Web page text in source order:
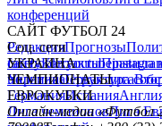
конференций
САЙТ ФУТБОЛ 24
РедакцияПрогнозы
сайтуКонтактыПравила
политикаСтруктура
Соц. сети
facebookxyoutube
УКРАИНА
УкраинаПервая лига
ЧЕМПИОНАТЫ
ГерманияИспания
ЕВРОКУБКИ
Лига чемпионовЛига
Онлайн-медиа «Футбол